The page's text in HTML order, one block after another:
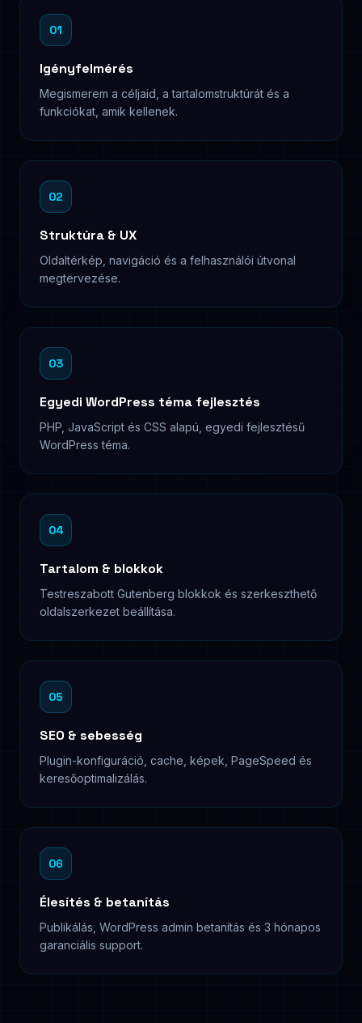
01
Igényfelmérés
Megismerem a céljaid, a tartalomstruktúrát és a
funkciókat, amik kellenek.
02
Struktúra & UX
Oldaltérkép, navigáció és a felhasználói útvonal
megtervezése.
03
Egyedi WordPress téma fejlesztés
PHP, JavaScript és CSS alapú, egyedi fejlesztésű
WordPress téma.
04
Tartalom & blokkok
Testreszabott Gutenberg blokkok és szerkeszthető
oldalszerkezet beállítása.
05
SEO & sebesség
Plugin-konfiguráció, cache, képek, PageSpeed és
keresőoptimalizálás.
06
Élesítés & betanítás
Publikálás, WordPress admin betanítás és 3 hónapos
garanciális support.